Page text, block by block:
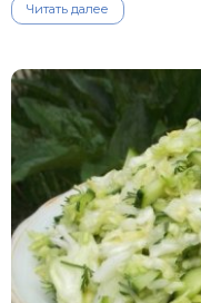
Читать далее